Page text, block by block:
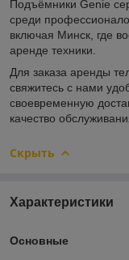
Подъёмники Genie
среди
включая Минск, где
аренде техники.
Для заказа аренды
свяжитесь с нами
своевременную
качество
Скрыть
Характеристики
Основные